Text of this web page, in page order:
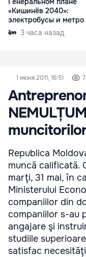
«Кишинёв 2040»:
электробусы и метро
3 часа назад
1 июня 2011, 16:51
Republica
muncă calificată.
marţi, 31 mai, în
Ministerului
companiilor din
companiilor s-au
angajare şi
studiile
satisfac